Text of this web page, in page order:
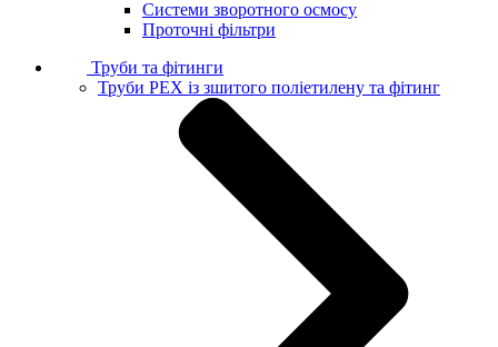
Системи зворотного осмосу
Проточні фільтри
Труби та фітинги
Труби PEX із зшитого поліетилену та фітинг